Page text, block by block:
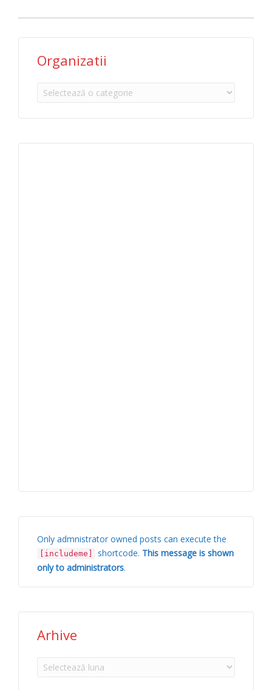
Organizatii
Organizatii
Only admnistrator owned posts can execute the
[includeme] shortcode. This message is shown
only to administrators.
Arhive
Arhive